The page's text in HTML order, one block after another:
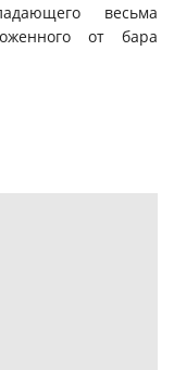
весьма
от бара